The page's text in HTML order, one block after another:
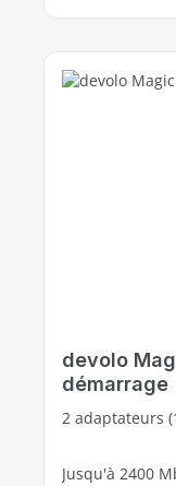
devolo
démarrage
2 adaptateurs
Jusqu'à 2400